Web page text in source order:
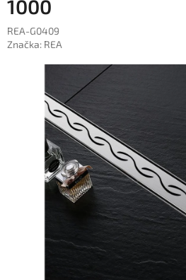
1000
REA-G0409
Značka: REA